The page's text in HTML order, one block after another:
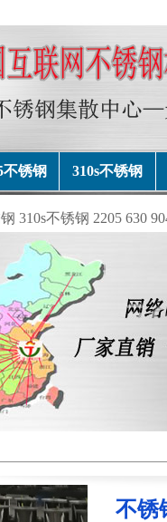
不锈钢 310s不锈钢
310s不锈钢 2205 630
不锈